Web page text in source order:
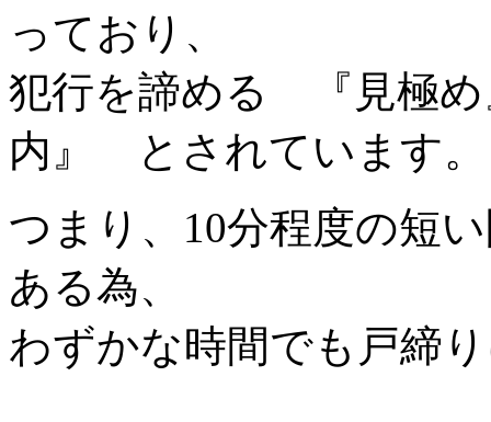
っており、
犯行を諦める 『見極
内』 とされています。
つまり、10分程度の短
ある為、
わずかな時間でも戸締